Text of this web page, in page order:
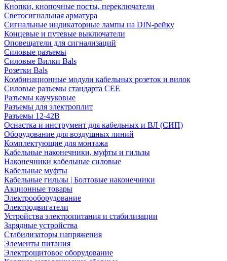
Кнопки, кнопочные посты, переключатели
Светосигнальная арматура
Сигнальные индикаторные лампы на DIN-рейку
Концевые и путевые выключатели
Оповещатели для сигнализаций
Силовые разъемы
Силовые Вилки Bals
Розетки Bals
Комбинационные модули кабельных розеток и вилок
Силовые разъемы стандарта CEE
Разъемы каучуковые
Разъемы для электроплит
Разъемы 12-42В
Оснастка и инструмент для кабельных и ВЛ (СИП)
Оборудование для воздушных линий
Комплектующие для монтажа
Кабельные наконечники, муфты и гильзы
Наконечники кабельные силовые
Кабельные муфты
Кабельные гильзы | Болтовые наконечники
Акционные товары
Электрооборудование
Электродвигатели
Устройства электропитания и стабилизации
Зарядные устройства
Стабилизаторы напряжения
Элементы питания
Электрощитовое оборудование